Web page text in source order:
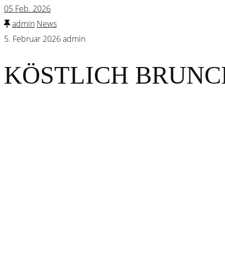
05 Feb. 2026
admin News
5. Februar 2026admin
KÖSTLICH